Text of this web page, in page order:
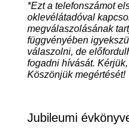
*Ezt a telefonszámot
oklevélátadóval
megválaszolásának
függvényében
válaszolni, de
fogadni hívását.
Köszönjük megértését!
Jubileumi